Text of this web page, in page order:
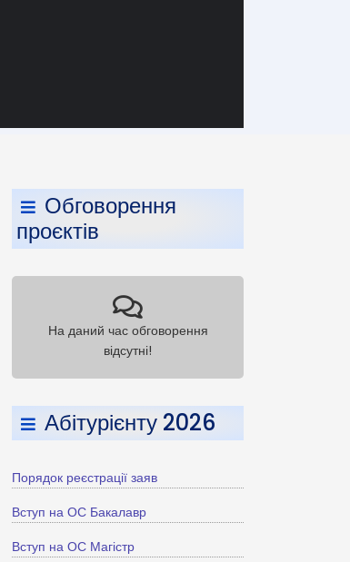
Обговорення
проєктів
На даний час обговорення
відсутні!
Абітурієнту 2026
Порядок реєстрації заяв
Вступ на ОС Бакалавр
Вступ на ОС Магістр